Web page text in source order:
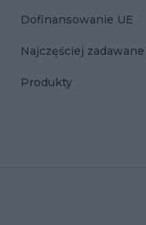
Dofinansowanie UE
Najczęściej
Produkty